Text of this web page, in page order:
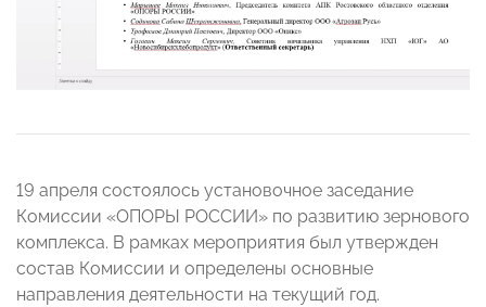
19 апреля состоялось установочное заседание
Комиссии «ОПОРЫ РОССИИ» по развитию зернового
комплекса. В рамках мероприятия был утвержден
состав Комиссии и определены основные
направления деятельности на текущий год.